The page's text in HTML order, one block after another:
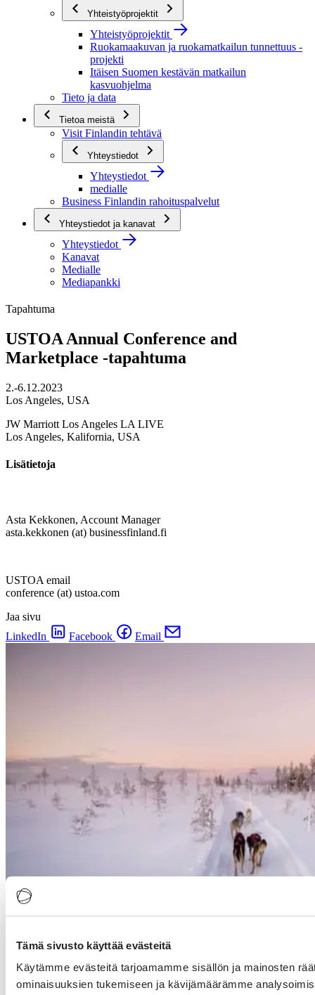
Tämä sivusto käyttää evästeitä
Käytämme evästeitä tarjoamamme sisällön ja mainosten
ominaisuuksien tukemiseen ja kävijämäärämme
Yhteistyöprojektit
Yhteistyöprojektit
Ruokamaakuvan ja ruokamatkailun tunnettuus -
projekti
Itäisen Suomen kestävän matkailun
kasvuohjelma
Tieto ja data
Tietoa meistä
Visit Finlandin tehtävä
Yhteystiedot
Yhteystiedot
medialle
Business Finlandin rahoituspalvelut
Yhteystiedot ja kanavat
Yhteystiedot
Kanavat
Medialle
Mediapankki
Tapahtuma
USTOA Annual Conference and
Marketplace -tapahtuma
2.-6.12.2023
Los Angeles, USA
JW Marriott Los Angeles LA LIVE
Los Angeles, Kalifornia, USA
Lisätietoja
Asta Kekkonen, Account Manager
asta.kekkonen (at) businessfinland.fi
USTOA email
conference (at) ustoa.com
Jaa sivu
LinkedIn
Facebook Email
USTOA (US Tour Operators Association) on yksi tärkeimmistä ja